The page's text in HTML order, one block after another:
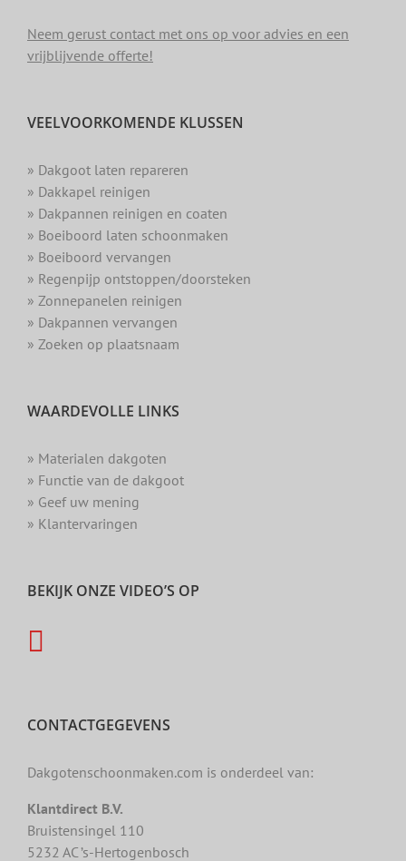
Neem gerust contact met ons op voor advies en een
vrijblijvende offerte!
VEELVOORKOMENDE KLUSSEN
» Dakgoot laten repareren
» Dakkapel reinigen
» Dakpannen reinigen en coaten
» Boeiboord laten schoonmaken
» Boeiboord vervangen
» Regenpijp ontstoppen/doorsteken
» Zonnepanelen reinigen
» Dakpannen vervangen
» Zoeken op plaatsnaam
WAARDEVOLLE LINKS
» Materialen dakgoten
» Functie van de dakgoot
» Geef uw mening
» Klantervaringen
BEKIJK ONZE VIDEO’S OP
CONTACTGEGEVENS
Dakgotenschoonmaken.com is onderdeel van:
Klantdirect B.V.
Bruistensingel 110
5232 AC ’s-Hertogenbosch